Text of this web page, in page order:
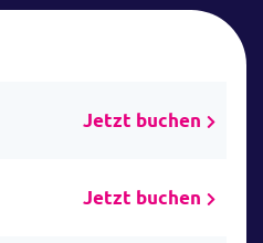
Jetzt buchen
Jetzt buchen